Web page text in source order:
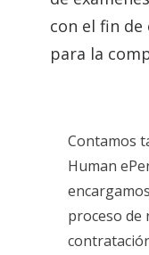
con el fin
para la
Contamos
Human
proceso de